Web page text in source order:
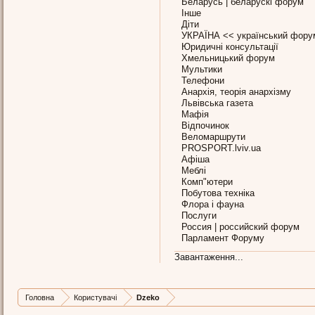
Інше
Діти
УКРАЇНА << український
Юридичні консультації
Хмельницький форум
Мультики
Телефони
Анархія, теорія анархізму
Львівська газета
Мафія
Відпочинок
Веломаршрути
PROSPORT.lviv.ua
Афіша
Меблі
Комп"ютери
Побутова техніка
Флора і фауна
Послуги
Россия | российский форум
Парламент Форуму
Завантаження...
Головна Користувачі Dzeko